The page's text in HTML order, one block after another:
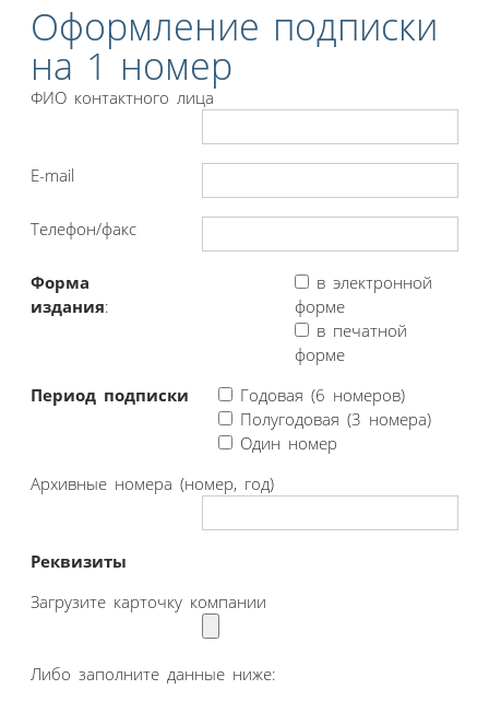
Оформление подписки
на 1 номер
ФИО контактного лица
E-mail
Телефон/факс
Форма
издания:
в электронной
форме
в печатной
форме
Период подписки
Годовая (6 номеров)
Полугодовая (3 номера)
Один номер
Архивные номера (номер, год)
Реквизиты
Загрузите карточку компании
Либо заполните данные ниже: